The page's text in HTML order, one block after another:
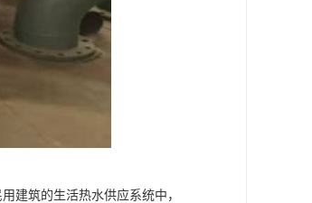
建筑的生活热水供应系统中，